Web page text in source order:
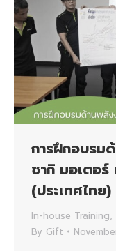
การฝึกอบรม
ซากิ มอเตอร์
(ประเทศไทย
In-house Training,
By Gift